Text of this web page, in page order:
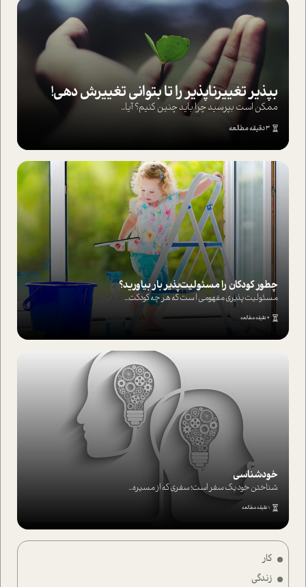
کار
زندگی
بپذير تغييرناپذير را تا بتواني تغييرش دهي!‏
ممکن است بپرسيد چرا بايد چنين کنيم؟ آيا...
3 دقیقه مطالعه
چطور کودکان را مسئولیت‌پذیر بار بیاورید؟
مسئولیت پذیری مفهومی ا ست که هر چه کودکت...
4 دقیقه مطالعه
خودشناسی
شناختن خود یک سفر است؛ سفری که از مسیره...
1 دقیقه مطالعه